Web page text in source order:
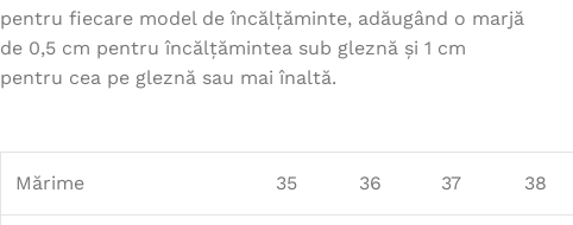
pentru fiecare model de încălțăminte, adăugând o marjă
de 0,5 cm pentru încălțămintea sub gleznă și 1 cm
pentru cea pe gleznă sau mai înaltă.
Mărime 35 36 37 38